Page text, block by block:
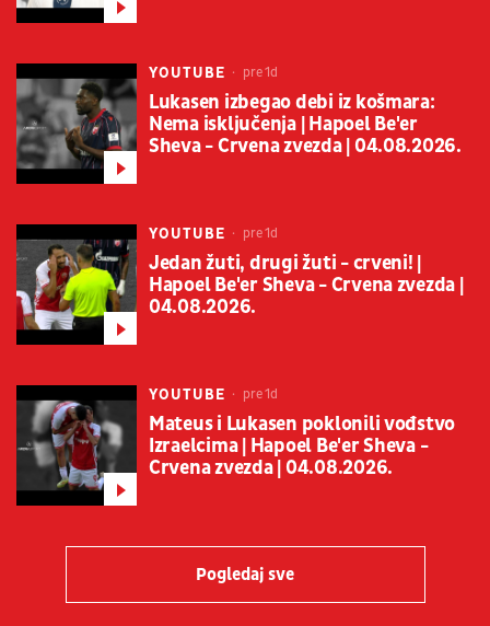
YOUTUBE pre 1d
Lukasen izbegao debi iz košmara:
Nema isključenja | Hapoel Be'er
Sheva - Crvena zvezda | 04.08.2026.
YOUTUBE pre 1d
Jedan žuti, drugi žuti - crveni! |
Hapoel Be'er Sheva - Crvena zvezda |
04.08.2026.
YOUTUBE pre 1d
Mateus i Lukasen poklonili vođstvo
Izraelcima | Hapoel Be'er Sheva -
Crvena zvezda | 04.08.2026.
Pogledaj sve